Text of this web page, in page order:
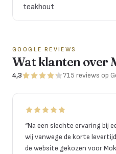
teakhout
GOOGLE REVIEWS
Wat klanten over
4,3 715 reviews op
“Na een slechte ervaring bij
wij vanwege de korte
de website gekozen voor